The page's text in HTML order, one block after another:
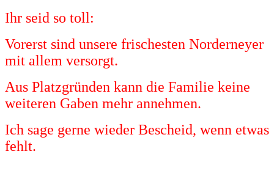
Ihr seid so toll:
Vorerst sind unsere frischesten Norderneyer
mit allem versorgt.
Aus Platzgründen kann die Familie keine
weiteren Gaben mehr annehmen.
Ich sage gerne wieder Bescheid, wenn etwas
fehlt.